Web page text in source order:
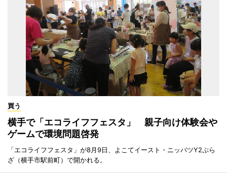
買う
横手で「エコライフフェスタ」 親子向け体験会や
ゲームで環境問題啓発
「エコライフフェスタ」が8月9日、よこてイースト・ニッパツY2ぷら
ざ（横手市駅前町）で開かれる。